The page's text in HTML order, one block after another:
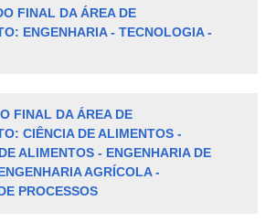
FINAL DA ÁREA DE
ENGENHARIA - TECNOLOGIA -
FINAL DA ÁREA DE
CIÊNCIA DE ALIMENTOS -
ALIMENTOS - ENGENHARIA DE
AGRÍCOLA -
PROCESSOS